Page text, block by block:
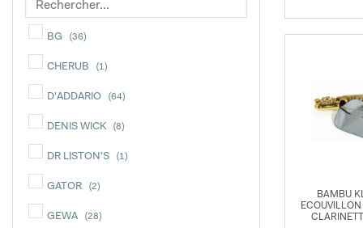
Effets
Accessoires Effets
BG (36)
CHERUB (1)
D'ADDARIO (64)
DENIS WICK (8)
DR LISTON'S (1)
GATOR (2)
GEWA (28)
BAMBU